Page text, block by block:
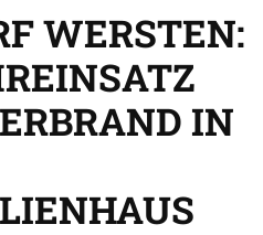
WERSTEN:
IN